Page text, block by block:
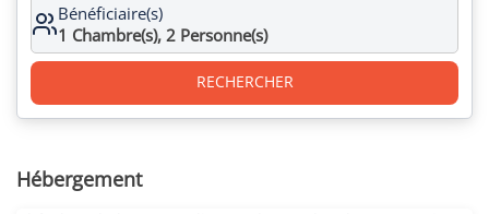
Bénéficiaire(s)
1 Chambre(s), 2 Personne(s)
RECHERCHER
Hébergement